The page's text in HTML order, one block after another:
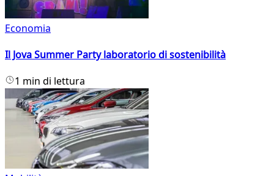
Economia
Il Jova Summer Party laboratorio di sostenibilità
1 min di lettura